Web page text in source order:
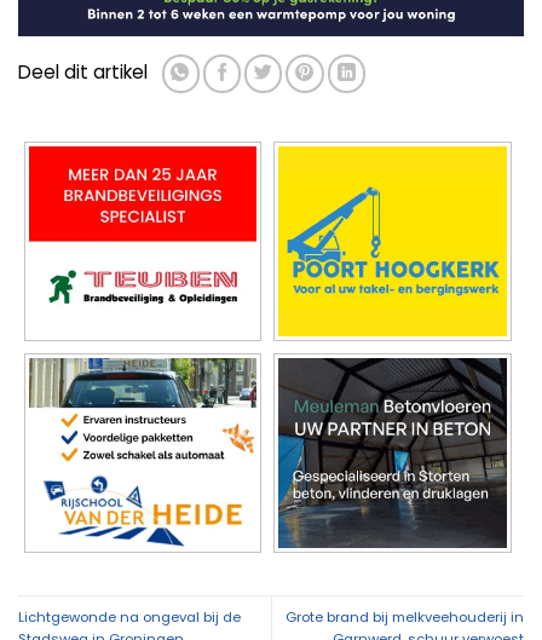
Deel dit artikel
Lichtgewonde na ongeval bij de
Grote brand bij melkveehouderij in